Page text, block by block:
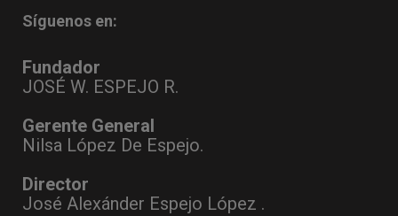
Síguenos en:
Fundador
JOSÉ W. ESPEJO R.
Gerente General
Nilsa López De Espejo.
Director
José Alexánder Espejo López .